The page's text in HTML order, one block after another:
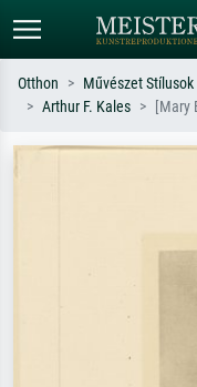
Otthon Művészet Stílusok
Arthur F. Kales
[Mary